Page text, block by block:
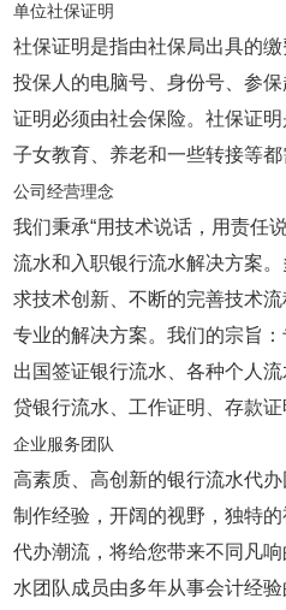
单位社保证明
社保证明是指由社保局出具的
投保人的电脑号、身份号、参
证明必须由社会保险。社保证
子女教育、养老和一些转接等都
公司经营理念
我们秉承“用技术说话，用责任
流水和入职银行流水解决方案
求技术创新、不断的完善技术流
专业的解决方案。我们的宗旨
出国签证银行流水、各种个人
贷银行流水、工作证明、存款证
企业服务团队
高素质、高创新的银行流水代
制作经验，开阔的视野，独特
代办潮流，将给您带来不同凡
水团队成员由多年从事会计经